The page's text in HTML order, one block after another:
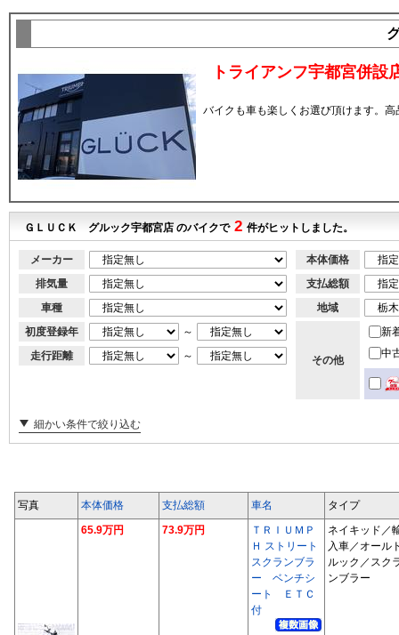
トライアンフ宇都宮併設
バイクも車も楽しくお選び頂けます。
ＧＬＵＣＫ グルック宇都宮店 のバイクで 2 件がヒットしました。
メーカー
排気量
車種
初度登録年
～
走行距離
～
本体価格
支払総額
地域
その他
新
中
細かい条件で絞り込む
写真 本体価格 支払総額 車名
タイプ
65.9万円
73.9万円
ＴＲＩＵＭＰ
Ｈ ストリート
スクランブラ
ー ベンチシ
ート ＥＴＣ
付
ネイキッド／
入車／オール
ルック／スク
ンブラー